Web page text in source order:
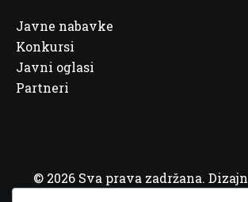
Javne nabavke
Konkursi
Javni oglasi
Partneri
© 2026 Sva prava zadržana. Dizajn